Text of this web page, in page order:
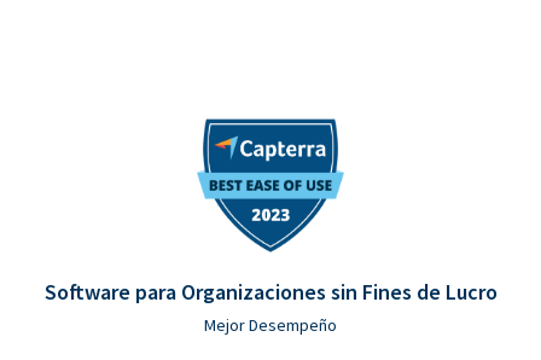
Software para Organizaciones sin Fines de Lucro
Mejor Desempeño